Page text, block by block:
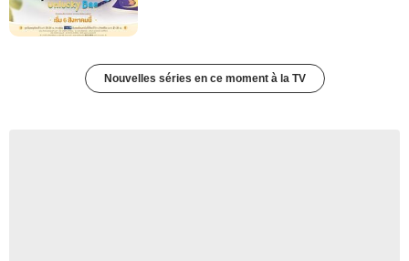
Nouvelles séries en ce moment à la TV